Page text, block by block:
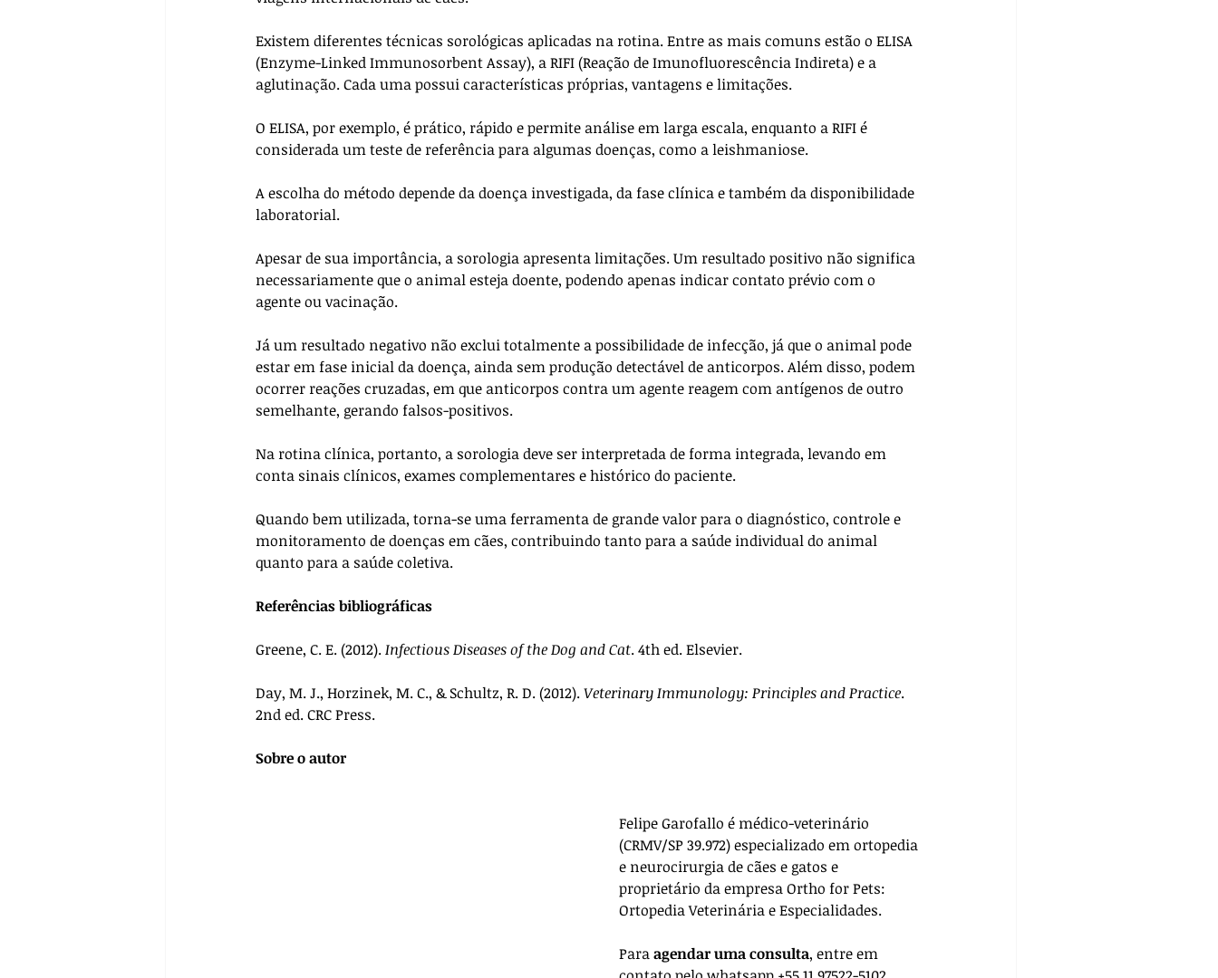
Existem diferentes técnicas sorológicas aplicadas na rotina. Entre as mais comuns estão o ELISA
(Enzyme-Linked Immunosorbent Assay), a RIFI (Reação de Imunofluorescência Indireta) e a
aglutinação. Cada uma possui características próprias, vantagens e limitações.
O ELISA, por exemplo, é prático, rápido e permite análise em larga escala, enquanto a RIFI é
considerada um teste de referência para algumas doenças, como a leishmaniose.
A escolha do método depende da doença investigada, da fase clínica e também da disponibilidade
laboratorial.
Apesar de sua importância, a sorologia apresenta limitações. Um resultado positivo não significa
necessariamente que o animal esteja doente, podendo apenas indicar contato prévio com o
agente ou vacinação.
Já um resultado negativo não exclui totalmente a possibilidade de infecção, já que o animal pode
estar em fase inicial da doença, ainda sem produção detectável de anticorpos. Além disso, podem
ocorrer reações cruzadas, em que anticorpos contra um agente reagem com antígenos de outro
semelhante, gerando falsos-positivos.
Na rotina clínica, portanto, a sorologia deve ser interpretada de forma integrada, levando em
conta sinais clínicos, exames complementares e histórico do paciente.
Quando bem utilizada, torna-se uma ferramenta de grande valor para o diagnóstico, controle e
monitoramento de doenças em cães, contribuindo tanto para a saúde individual do animal
quanto para a saúde coletiva.
Referências bibliográficas
Greene, C. E. (2012). Infectious Diseases of the Dog and Cat. 4th ed. Elsevier.
Day, M. J., Horzinek, M. C., & Schultz, R. D. (2012). Veterinary Immunology: Principles and Practice.
2nd ed. CRC Press.
Sobre o autor
Felipe Garofallo é médico-veterinário
(CRMV/SP 39.972) especializado em ortopedia
e neurocirurgia de cães e gatos e
proprietário da empresa Ortho for Pets:
Ortopedia Veterinária e Especialidades.
Para agendar uma consulta, entre em